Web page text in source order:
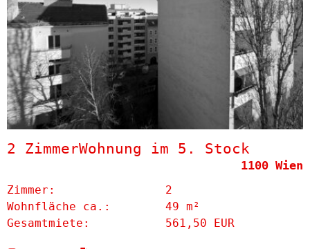
2 ZimmerWohnung im 5. Stock
1100 Wien
Zimmer:
2
Wohnfläche ca.:
49 m²
Gesamtmiete:
561,50 EUR